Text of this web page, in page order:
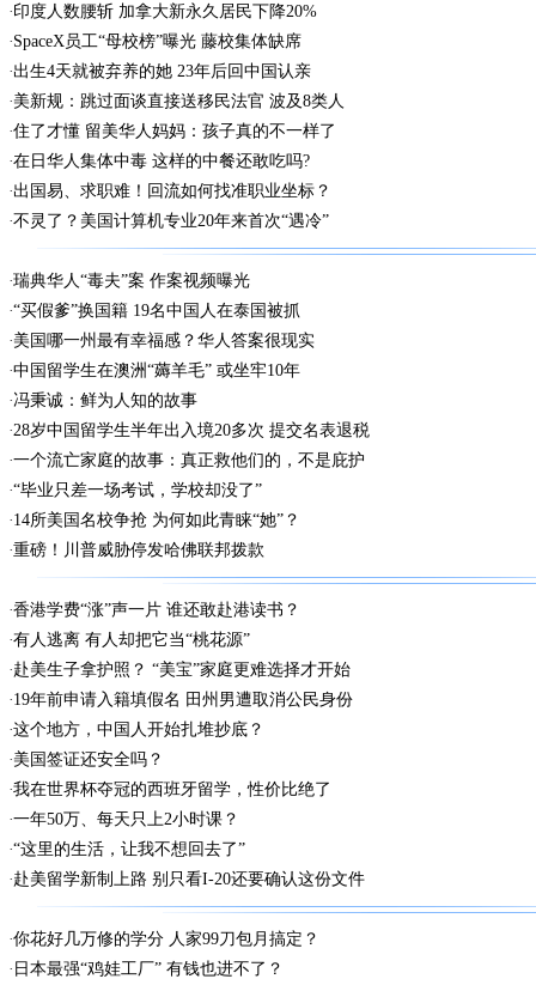
印度人数腰斩 加拿大新永久居民下降20%
SpaceX员工“母校榜”曝光 藤校集体缺席
出生4天就被弃养的她 23年后回中国认亲
美新规：跳过面谈直接送移民法官 波及8类人
住了才懂 留美华人妈妈：孩子真的不一样了
在日华人集体中毒 这样的中餐还敢吃吗?
出国易、求职难！回流如何找准职业坐标？
不灵了？美国计算机专业20年来首次“遇冷”
瑞典华人“毒夫”案 作案视频曝光
“买假爹”换国籍 19名中国人在泰国被抓
美国哪一州最有幸福感？华人答案很现实
中国留学生在澳洲“薅羊毛” 或坐牢10年
冯秉诚：鲜为人知的故事
28岁中国留学生半年出入境20多次 提交名表退税
一个流亡家庭的故事：真正救他们的，不是庇护
“毕业只差一场考试，学校却没了”
14所美国名校争抢 为何如此青睐“她”？
重磅！川普威胁停发哈佛联邦拨款
香港学费“涨”声一片 谁还敢赴港读书？
有人逃离 有人却把它当“桃花源”
赴美生子拿护照？ “美宝”家庭更难选择才开始
19年前申请入籍填假名 田州男遭取消公民身份
这个地方，中国人开始扎堆抄底？
美国签证还安全吗？
我在世界杯夺冠的西班牙留学，性价比绝了
一年50万、每天只上2小时课？
“这里的生活，让我不想回去了”
赴美留学新制上路 别只看I-20还要确认这份文件
你花好几万修的学分 人家99刀包月搞定？
日本最强“鸡娃工厂” 有钱也进不了？